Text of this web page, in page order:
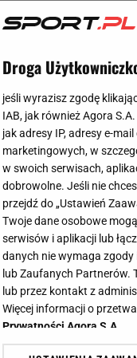
Droga
jeśli wyrazisz zgodę
IAB, jak również Agora
jak adresy IP, adresy e-
marketingowych, w
w swoich serwisach,
dobrowolne. Jeśli nie
przejdź do „Ustawień
Twoje dane osobowe
serwisów i aplikacji lub
danych nie wymaga zgody
lub Zaufanych Partnerów.
lub przez kontakt z
Więcej informacji o
Prywatności Agora S.A.